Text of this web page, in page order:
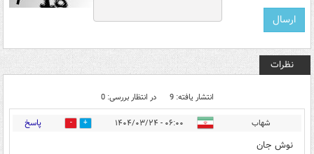
نظرات
انتشار یافته: 9 در انتظار بررسی: 0
شهاب ۰۶:۰۰ - ۱۴۰۴/۰۳/۲۴ 8 پاسخ
نوش جان